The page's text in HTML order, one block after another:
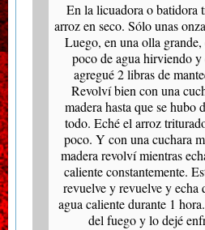
En la licuadora o batidora
arroz en seco. Sólo unas
Luego, en una olla grande,
poco de agua hirviendo y
agregué 2 libras de
Revolví bien con una
madera hasta que se hubo
todo. Eché el arroz
poco. Y con una cuchara
madera revolví mientras
caliente constantemente.
revuelve y revuelve y echa
agua caliente durante 1
del fuego y lo dejé